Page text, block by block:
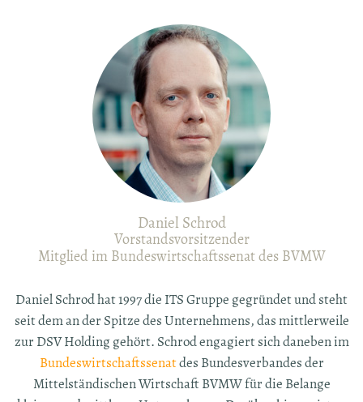
Daniel Schrod
Vorstandsvorsitzender
Mitglied im Bundeswirtschaftssenat des BVMW
Daniel Schrod hat 1997 die ITS Gruppe gegründet und steht
seit dem an der Spitze des Unternehmens, das mittlerweile
zur DSV Holding gehört. Schrod engagiert sich daneben im
Bundeswirtschaftssenatdes Bundesverbandes der
Mittelständischen Wirtschaft BVMW für die Belange